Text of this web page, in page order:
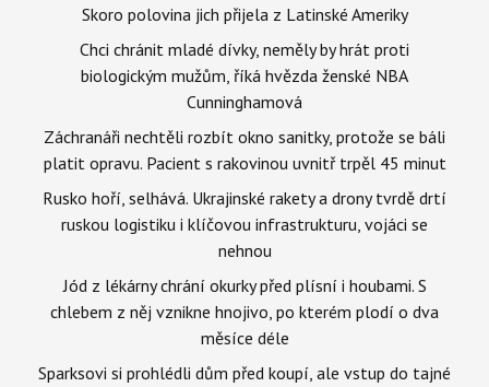
Skoro polovina jich přijela z Latinské Ameriky
Chci chránit mladé dívky, neměly by hrát proti
biologickým mužům, říká hvězda ženské NBA
Cunninghamová
Záchranáři nechtěli rozbít okno sanitky, protože se báli
platit opravu. Pacient s rakovinou uvnitř trpěl 45 minut
Rusko hoří, selhává. Ukrajinské rakety a drony tvrdě drtí
ruskou logistiku i klíčovou infrastrukturu, vojáci se
nehnou
Jód z lékárny chrání okurky před plísní i houbami. S
chlebem z něj vznikne hnojivo, po kterém plodí o dva
měsíce déle
Sparksovi si prohlédli dům před koupí, ale vstup do tajné